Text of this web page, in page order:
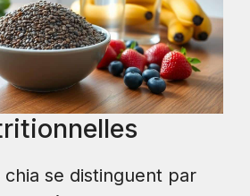
chia se distinguent par